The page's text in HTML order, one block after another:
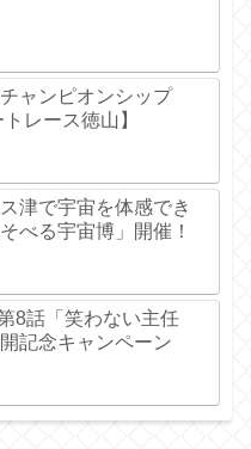
ャンピオンシップ
レース徳山】
津で宇宙を体感でき
べる宇宙博」開催！
8話「笑わない主任
記念キャンペーン